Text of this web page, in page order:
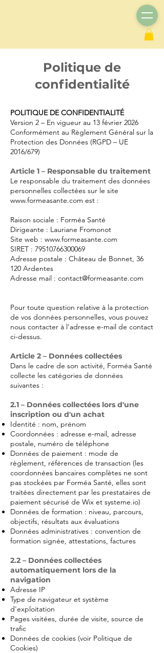
Politique de
confidentialité
POLITIQUE DE CONFIDENTIALITÉ
Version 2 – En vigueur au 13 février 2026
Conformément au Règlement Général sur la
Protection des Données (RGPD – UE
2016/679)
Article 1 – Responsable du traitement
Le responsable du traitement des données
personnelles collectées sur le site
www.formeasante.com est :
Raison sociale : Forméa Santé
Dirigeante : Lauriane Fromonot
Site web : www.formeasante.com
SIRET : 79510766300069
Adresse postale : Château de Bonnet, 36
120 Ardentes
Adresse mail : contact@formeasante.com
Pour toute question relative à la protection
de vos données personnelles, vous pouvez
nous contacter à l'adresse e-mail de contact
ci-dessus.
Article 2 – Données collectées
Dans le cadre de son activité, Forméa Santé
collecte les catégories de données
suivantes :
2.1 – Données collectées lors d'une
inscription ou d'un achat
Identité : nom, prénom
Coordonnées : adresse e-mail, adresse
postale, numéro de téléphone
Données de paiement : mode de
règlement, références de transaction (les
coordonnées bancaires complètes ne sont
pas stockées par Forméa Santé, elles sont
traitées directement par les prestataires de
paiement sécurisé de Wix et systeme.io)
Données de formation : niveau, parcours,
objectifs, résultats aux évaluations
Données administratives : convention de
formation signée, attestations, factures
2.2 – Données collectées
automatiquement lors de la
navigation
Adresse IP
Type de navigateur et système
d'exploitation
Pages visitées, durée de visite, source de
trafic
Données de cookies (voir Politique de
Cookies)